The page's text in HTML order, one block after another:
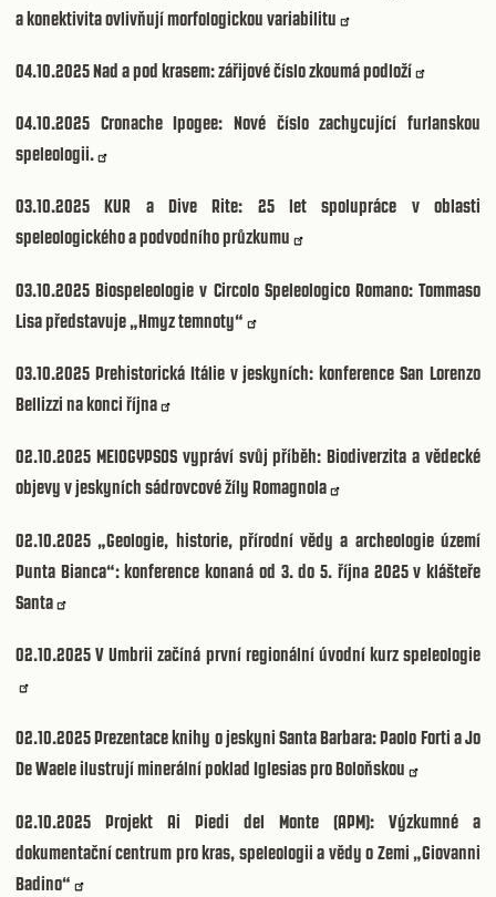
a konektivita ovlivňují morfologickou variabilitu
04.10.2025Nad a pod krasem: zářijové číslo zkoumá podloží
04.10.2025 Cronache Ipogee: Nové číslo zachycující furlanskou
speleologii.
03.10.2025KUR a Dive Rite: 25 let spolupráce v oblasti
speleologického a podvodního průzkumu
03.10.2025Biospeleologie v Circolo Speleologico Romano: Tommaso
Lisa představuje „Hmyz temnoty“
03.10.2025 Prehistorická Itálie v jeskyních: konference San Lorenzo
Bellizzi na konci října
02.10.2025 MEIOGYPSOS vypráví svůj příběh: Biodiverzita a vědecké
objevy v jeskyních sádrovcové žíly Romagnola
02.10.2025„Geologie, historie, přírodní vědy a archeologie území
Punta Bianca“: konference konaná od 3. do 5. října 2025 v klášteře
Santa
02.10.2025V Umbrii začíná první regionální úvodní kurz speleologie
02.10.2025Prezentace knihy o jeskyni Santa Barbara: Paolo Forti a Jo
De Waele ilustrují minerální poklad Iglesias pro Boloňskou
02.10.2025 Projekt Ai Piedi del Monte (APM): Výzkumné a
dokumentační centrum pro kras, speleologii a vědy o Zemi „Giovanni
Badino“